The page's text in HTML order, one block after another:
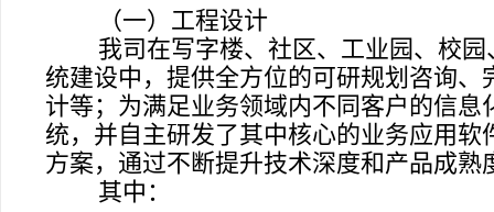
（一）工程设计
我司在写字楼、社区、工业园、校
统建设中，提供全方位的可研规划咨询
计等；为满足业务领域内不同客户的信
统，并自主研发了其中核心的业务应用
方案，通过不断提升技术深度和产品成熟
其中：